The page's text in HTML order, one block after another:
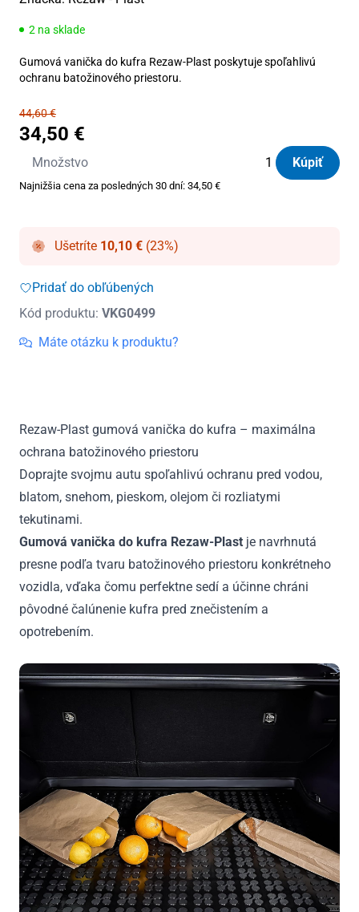
2 na sklade
Gumová vanička do kufra Rezaw-Plast poskytuje spoľahlivú
ochranu batožinového priestoru.
44,60€
34,50 €
Množstvo
množstvo
Vanička
gumová
Peugeot
Combi
2001
-
Kúpiť
Najnižšia cena za posledných 30 dní: 34,50 €
Ušetríte 10,10 € (23%)
Pridať do obľúbených
Kód produktu: VKG0499
Máte otázku k produktu?
Rezaw-Plast gumová vanička do kufra – maximálna
ochrana batožinového priestoru
Doprajte svojmu autu spoľahlivú ochranu pred vodou,
blatom, snehom, pieskom, olejom či rozliatymi
tekutinami.
Gumová vanička do kufra Rezaw-Plast je navrhnutá
presne podľa tvaru batožinového priestoru konkrétneho
vozidla, vďaka čomu perfektne sedí a účinne chráni
pôvodné čalúnenie kufra pred znečistením a
opotrebením.